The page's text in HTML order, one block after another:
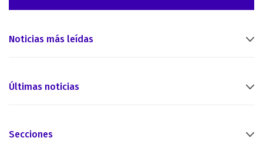
Noticias más leídas
Últimas noticias
Secciones